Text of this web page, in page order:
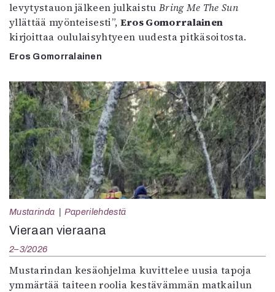
levytystauon jälkeen julkaistu Bring Me The Sun
yllättää myönteisesti”, Eros Gomorralainen
kirjoittaa oululaisyhtyeen uudesta pitkäsoitosta.
Eros Gomorralainen
Mustarinda Paperilehdestä
Vieraan vieraana
2–3/2026
Mustarindan kesäohjelma kuvittelee uusia tapoja
ymmärtää taiteen roolia kestävämmän matkailun